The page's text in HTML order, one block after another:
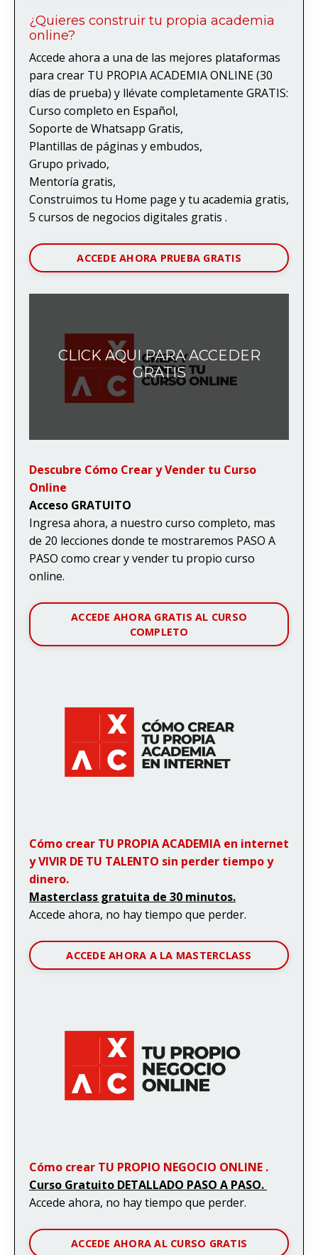
¿Quieres construir tu propia academia
online?
Accede ahora a una de las mejores plataformas
para crear TU PROPIA ACADEMIA ONLINE (30
días de prueba) y llévate completamente GRATIS:
Curso completo en Español,
Soporte de Whatsapp Gratis,
Plantillas de páginas y embudos,
Grupo privado,
Mentoría gratis,
Construimos tu Home page y tu academia gratis,
5 cursos de negocios digitales gratis .
ACCEDE AHORA PRUEBA GRATIS
CLICK AQUI PARA ACCEDER
GRATIS
Descubre Cómo Crear y Vender tu Curso
Online
Acceso GRATUITO
Ingresa ahora, a nuestro curso completo, mas
de 20 lecciones donde te mostraremos PASO A
PASO como crear y vender tu propio curso
online.
ACCEDE AHORA GRATIS AL CURSO
COMPLETO
Cómo crear TU PROPIA ACADEMIA en internet
y VIVIR DE TU TALENTO sin perder tiempo y
dinero.
Masterclass gratuita de 30 minutos.
Accede ahora, no hay tiempo que perder.
ACCEDE AHORA A LA MASTERCLASS
Cómo crear TU PROPIO NEGOCIO ONLINE .
Curso Gratuito DETALLADO PASO A PASO.
Accede ahora, no hay tiempo que perder.
ACCEDE AHORA AL CURSO GRATIS